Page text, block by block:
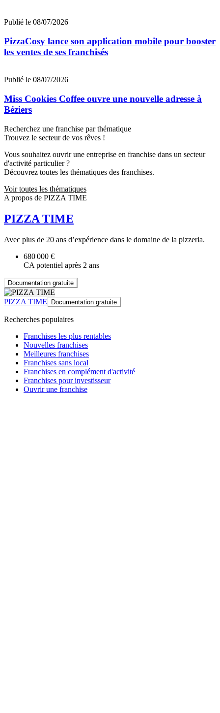
Publié le 08/07/2026
PizzaCosy lance son application mobile pour booster
les ventes de ses franchisés
Publié le 08/07/2026
Miss Cookies Coffee ouvre une nouvelle adresse à
Béziers
Recherchez une franchise par thématique
Trouvez le secteur de vos rêves !
Vous souhaitez ouvrir une entreprise en franchise dans un secteur
d'activité particulier ?
Découvrez toutes les thématiques des franchises.
Voir toutes les thématiques
A propos de PIZZA TIME
PIZZA TIME
Avec plus de 20 ans d’expérience dans le domaine de la pizzeria.
680 000 €
CA potentiel après 2 ans
Documentation gratuite
PIZZA TIME Documentation gratuite
Recherches populaires
Franchises les plus rentables
Nouvelles franchises
Meilleures franchises
Franchises sans local
Franchises en complément d'activité
Franchises pour investisseur
Ouvrir une franchise